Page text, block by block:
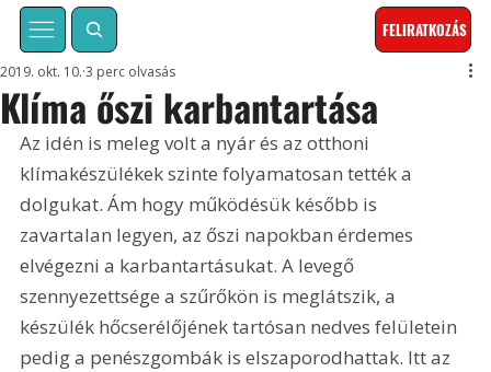
FELIRATKOZÁS
Klíma őszi karbantartása
2019. okt. 10. 3 perc olvasás
Az idén is meleg volt a nyár és az otthoni
klímakészülékek szinte folyamatosan tették a
dolgukat. Ám hogy működésük később is
zavartalan legyen, az őszi napokban érdemes
elvégezni a karbantartásukat. A levegő
szennyezettsége a szűrőkön is meglátszik, a
készülék hőcserélőjének tartósan nedves felületein
pedig a penészgombák is elszaporodhattak. Itt az